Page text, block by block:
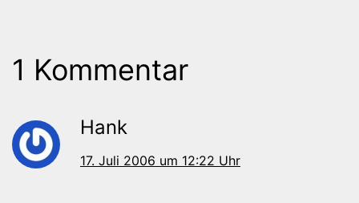
1 Kommentar
Hank
17. Juli 2006 um 12:22 Uhr